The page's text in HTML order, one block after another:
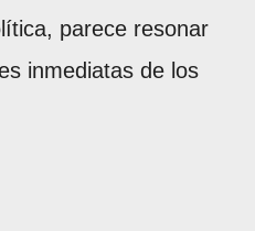
parece resonar
inmediatas de los